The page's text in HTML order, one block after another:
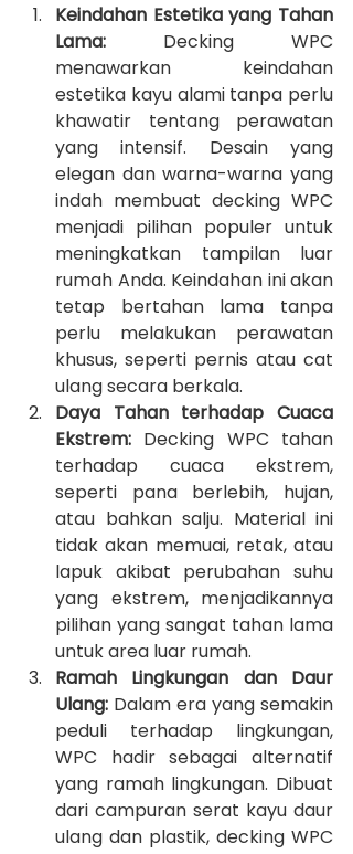
Keindahan Estetika yang Tahan
Lama: Decking WPC
menawarkan keindahan
estetika kayu alami tanpa perlu
khawatir tentang perawatan
yang intensif. Desain yang
elegan dan warna-warna yang
indah membuat decking WPC
menjadi pilihan populer untuk
meningkatkan tampilan luar
rumah Anda. Keindahan ini akan
tetap bertahan lama tanpa
perlu melakukan perawatan
khusus, seperti pernis atau cat
ulang secara berkala.
Daya Tahan terhadap Cuaca
Ekstrem: Decking WPC tahan
terhadap cuaca ekstrem,
seperti pana berlebih, hujan,
atau bahkan salju. Material ini
tidak akan memuai, retak, atau
lapuk akibat perubahan suhu
yang ekstrem, menjadikannya
pilihan yang sangat tahan lama
untuk area luar rumah.
Ramah Lingkungan dan Daur
Ulang: Dalam era yang semakin
peduli terhadap lingkungan,
WPC hadir sebagai alternatif
yang ramah lingkungan. Dibuat
dari campuran serat kayu daur
ulang dan plastik, decking WPC